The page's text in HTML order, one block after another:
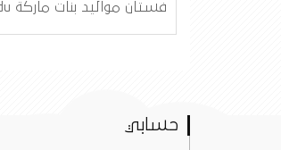
فستان مواليد بنات ماركة Babidu صناعه اسبانيه
حسابي